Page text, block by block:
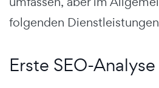
folgenden
Erste SEO-Analyse